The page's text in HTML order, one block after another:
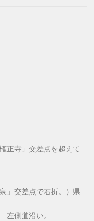
正寺」交差点を超えて
」交差点で右折。）県
左側道沿い。